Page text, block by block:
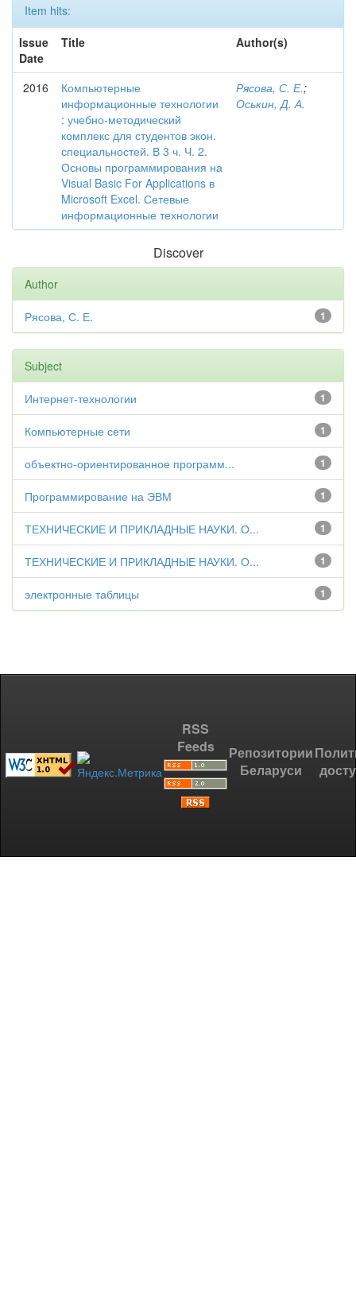
Item hits:
Issue
Date
Title Author(s)
2016
Компьютерные
информационные технологии
: учебно-методический
комплекс для студентов экон.
специальностей. В 3 ч. Ч. 2.
Основы программирования на
Visual Basic For Applications в
Microsoft Excel. Сетевые
информационные технологии
Рясова, С. Е.;
Оськин, Д. А.
Discover
Author
1
Рясова, С. Е.
Subject
1
Интернет-технологии
1
Компьютерные сети
1
объектно-ориентированное программ...
1
Программирование на ЭВМ
1
ТЕХНИЧЕСКИЕ И ПРИКЛАДНЫЕ НАУКИ. О...
1
ТЕХНИЧЕСКИЕ И ПРИКЛАДНЫЕ НАУКИ. О...
1
электронные таблицы
RSS
Feeds
Репозитории
Беларуси